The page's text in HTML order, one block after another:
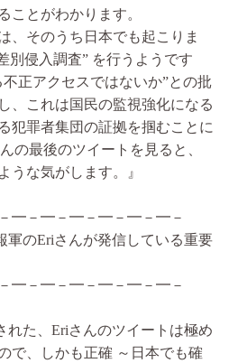
ことがわかります。
、そのうち日本でも起こりま
別侵入調査” を行うようです
正アクセスではないか”との批
、これは国民の監視強化になる
犯罪者集団の証拠を掴むことに
の最後のツイートを見ると、
うな気がします。』
━－━－━－━－━－━－
軍のEriさんが発信している重要
━－━－━－━－━－━－
た、Eriさんのツイートは極め
で、しかも正確 ～日本でも確